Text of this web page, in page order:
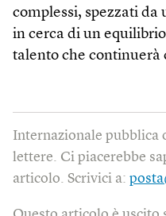
complessi, spezzati
in cerca di un
talento che continuerà
Internazionale pubblica
lettere. Ci piacerebbe
articolo. Scrivici a: